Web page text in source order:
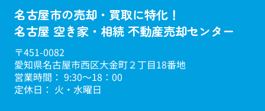
名古屋市の売却・買取に特化！
名古屋 空き家・相続 不動産売却センター
〒451-0082
愛知県名古屋市西区大金町２丁目18番地
営業時間： 9:30～18：00
定休日： 火・水曜日